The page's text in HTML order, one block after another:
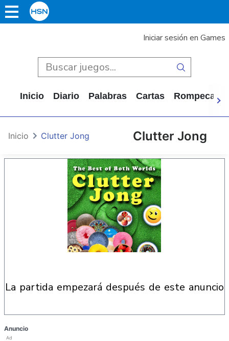
Iniciar sesión en Games
Inicio Diario Palabras Cartas
Clutter Jong
Inicio Clutter Jong
la partida empezará después de este anuncio
Anuncio
Ad